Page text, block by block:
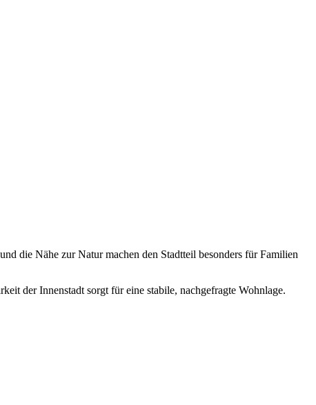
die Nähe zur Natur machen den Stadtteil besonders für Familien
der Innenstadt sorgt für eine stabile, nachgefragte Wohnlage.